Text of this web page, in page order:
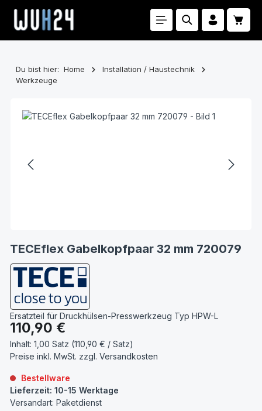
Zum Hauptinhalt springen
Du bist hier: Home
Installation / Haustechnik
Werkzeuge
TECEflex Gabelkopfpaar 32 mm 720079
Ersatzteil für Druckhülsen-Presswerkzeug Typ HPW-L
Regulärer Preis:
110,90 €
Inhalt: 1,00 Satz (110,90 € / Satz)
Preise inkl. MwSt. zzgl. Versandkosten
Bestellware
Lieferzeit: 10-15 Werktage
Versandart: Paketdienst